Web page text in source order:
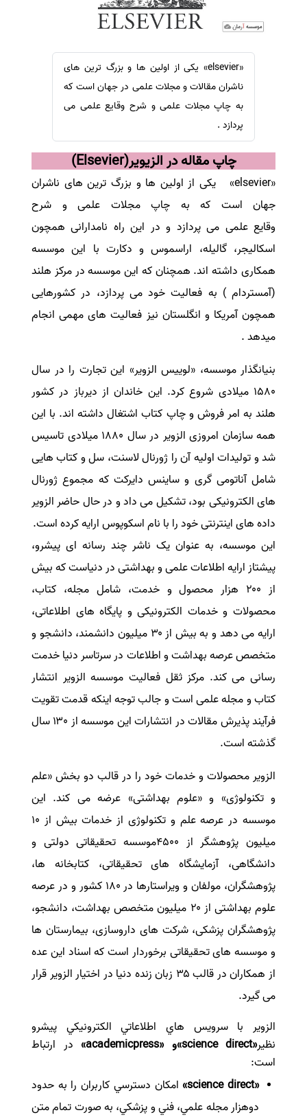
ترجمه عربی به فارسی
مشاهده همه زبان ها
سفارش ویرایش
سفارش پارافریز
سفارش فرمت‌بندی
سفارش کاهش کمیت
سفارش معرفی مجله
سفارش معرفی مقاله
سفارش معرفی کتاب
سفارش چکیده مبسوط
سفارش ترجمه مولتی‌مدیا
سفارش تولید محتوا
سفارش چکیده گرافیکی
سفارش تهیه کاورلتر
«elsevier» یکی از اولین ها و بزرگ ترین های
ناشران مقالات و مجلات علمی در جهان است که
به چاپ مجلات علمی و شرح وقایع علمی می
پردازد .
چاپ مقاله در الزیویر(Elsevier)
«elsevier»
یکی از اولین ها و بزرگ ترین های ناشران
جهان است که به چاپ مجلات علمی و شرح
وقایع علمی می پردازد و در این راه نامدارانی همچون
اسکالیجر، گالیله، اراسموس و دکارت با این موسسه
همکاری داشته اند. همچنان که این موسسه در مرکز هلند
(آمستردام ) به فعالیت خود می پردازد، در کشورهایی
همچون آمریکا و انگلستان نیز فعالیت های مهمی انجام
میدهد .
بنیانگذار موسسه، «لوییس الزویر» این تجارت را در سال
۱۵۸۰ میلادی شروع کرد. این خاندان از دیرباز در کشور
هلند به امر فروش و چاپ کتاب اشتغال داشته اند. با این
همه سازمان امروزی الزویر در سال ۱۸۸۰ میلادی تاسیس
شد و تولیدات اولیه آن را ژورنال لاسنت، سل و کتاب هایی
شامل آناتومی گری و ساینس دایرکت که مجموع ژورنال
های الکترونیکی بود، تشکیل می داد و در حال حاضر الزویر
داده های اینترنتی خود را با نام اسکوپوس ارایه کرده است.
این موسسه، به عنوان یک ناشر چند رسانه ای پیشرو،
پیشتاز ارایه اطلاعات علمی و بهداشتی در دنیاست که بیش
از
۲۰۰ هزار محصول و خدمت، شامل مجله، کتاب،
محصولات و خدمات الکترونیکی و پایگاه های اطلاعاتی،
ارایه می دهد و به بیش از ۳۰ میلیون دانشمند، دانشجو و
متخصص عرصه بهداشت و اطلاعات در سرتاسر دنیا خدمت
رسانی می کند. مرکز ثقل فعالیت موسسه الزویر انتشار
کتاب و مجله علمی است و جالب توجه اینکه قدمت تقویت
فرآیند پذیرش مقالات در انتشارات این موسسه از ۱۳۰ سال
گذشته است.
الزویر محصولات و خدمات خود را در قالب دو بخش «علم
و تکنولوژی» و «علوم بهداشتی» عرضه می کند. این
موسسه در عرصه علم و تکنولوژی از خدمات بیش از ۱۰
میلیون پژوهشگر از ۴۵۰۰موسسه تحقیقاتی دولتی و
دانشگاهی، آزمایشگاه های تحقیقاتی، کتابخانه ها،
پژوهشگران، مولفان و ویراستارها در ۱۸۰ کشور و در عرصه
علوم بهداشتی از ۲۰ میلیون متخصص بهداشت، دانشجو،
پژوهشگران پزشکی، شرکت های داروسازی، بیمارستان ها
و موسسه های تحقیقاتی برخوردار است که اسناد این عده
از همکاران در قالب ۳۵ زبان زنده دنیا در اختیار الزویر قرار
می گیرد.
الزوير با سرويس هاي اطلاعاتي الكترونيكي پيشرو
نظير«science direct»و «academicpress»
در ارتباط
است:
«science direct»
امكان دسترسي كاربران را به حدود
دوهزار مجله علمي، فني و پزشكي، به صورت تمام متن